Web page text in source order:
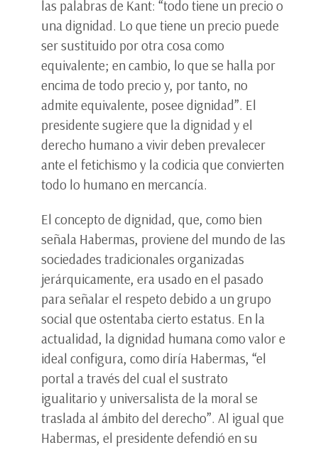
las palabras de Kant: “todo tiene un precio o
una dignidad. Lo que tiene un precio puede
ser sustituido por otra cosa como
equivalente; en cambio, lo que se halla por
encima de todo precio y, por tanto, no
admite equivalente, posee dignidad”. El
presidente sugiere que la dignidad y el
derecho humano a vivir deben prevalecer
ante el fetichismo y la codicia que convierten
todo lo humano en mercancía.
El concepto de dignidad, que, como bien
señala Habermas, proviene del mundo de las
sociedades tradicionales organizadas
jerárquicamente, era usado en el pasado
para señalar el respeto debido a un grupo
social que ostentaba cierto estatus. En la
actualidad, la dignidad humana como valor e
ideal configura, como diría Habermas, “el
portal a través del cual el sustrato
igualitario y universalista de la moral se
traslada al ámbito del derecho”. Al igual que
Habermas, el presidente defendió en su